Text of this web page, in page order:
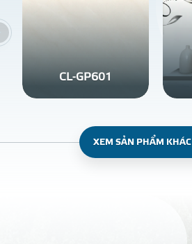
CL-GP601
XEM SẢN PHẨM KHÁC